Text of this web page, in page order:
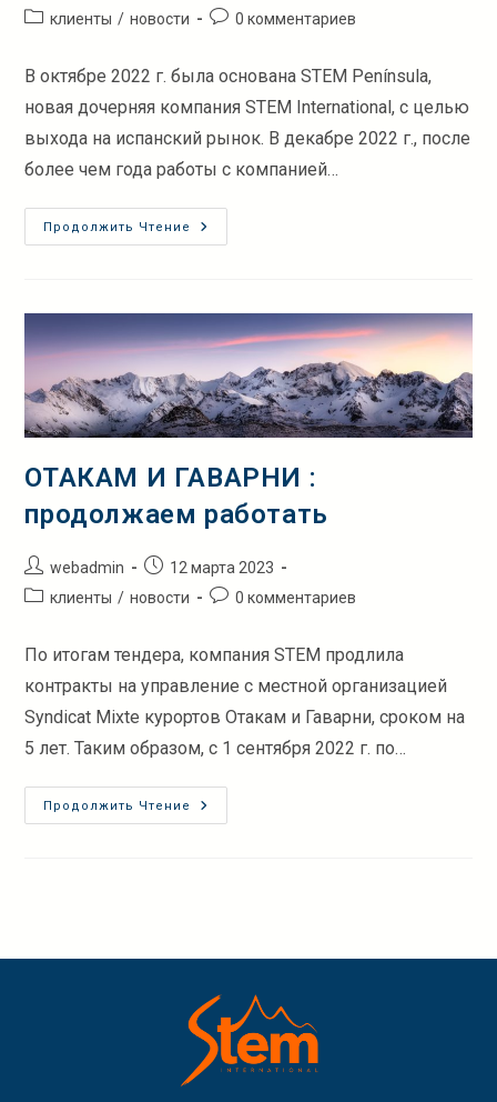
записи:
опубликована:
Рубрика
клиенты / новости
Комментарии
0 комментариев
В октябре 2022 г. была основана STEM Península,
новая дочерняя компания STEM International, с целью
выхода на испанский рынок. В декабре 2022 г., после
более чем года работы с компанией…
Продолжить Чтение
ПРИРОДНЫЙ
ПАРК
ОТАКАМ И ГАВАРНИ :
продолжаем работать
Автор
записи:
webadmin
Запись
опубликована:
12 марта 2023
Рубрика
клиенты / новости
Комментарии
0 комментариев
По итогам тендера, компания STEM продлила
контракты на управление с местной организацией
Syndicat Mixte курортов Отакам и Гаварни, сроком на
5 лет. Таким образом, с 1 сентября 2022 г. по…
Продолжить Чтение
ОТАКАМ
И